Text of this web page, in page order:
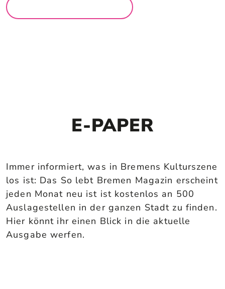
E-PAPER
Immer informiert, was in Bremens Kulturszene
los ist: Das So lebt Bremen Magazin erscheint
jeden Monat neu ist ist kostenlos an 500
Auslagestellen in der ganzen Stadt zu finden.
Hier könnt ihr einen Blick in die aktuelle
Ausgabe werfen.